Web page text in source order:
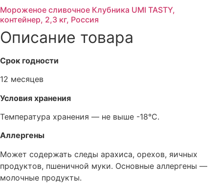
Мороженое сливочное Клубника UMI TASTY,
контейнер, 2,3 кг, Россия
Описание товара
Срок годности
12 месяцев
Условия хранения
Температура хранения — не выше -18°C.
Аллергены
Может содержать следы арахиса, орехов, яичных
продуктов, пшеничной муки. Основные аллергены —
молочные продукты.